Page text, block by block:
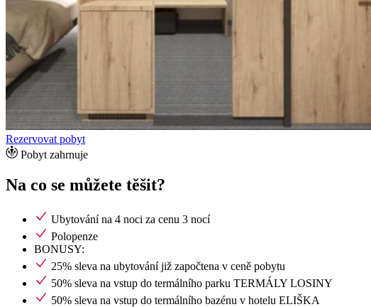
Rezervovat pobyt
Pobyt zahrnuje
Na co se můžete těšit?
Ubytování na 4 noci za cenu 3 nocí
Polopenze
BONUSY:
25% sleva na ubytování již započtena v ceně pobytu
50% sleva na vstup do termálního parku TERMÁLY LOSINY
50% sleva na vstup do termálního bazénu v hotelu ELIŠKA